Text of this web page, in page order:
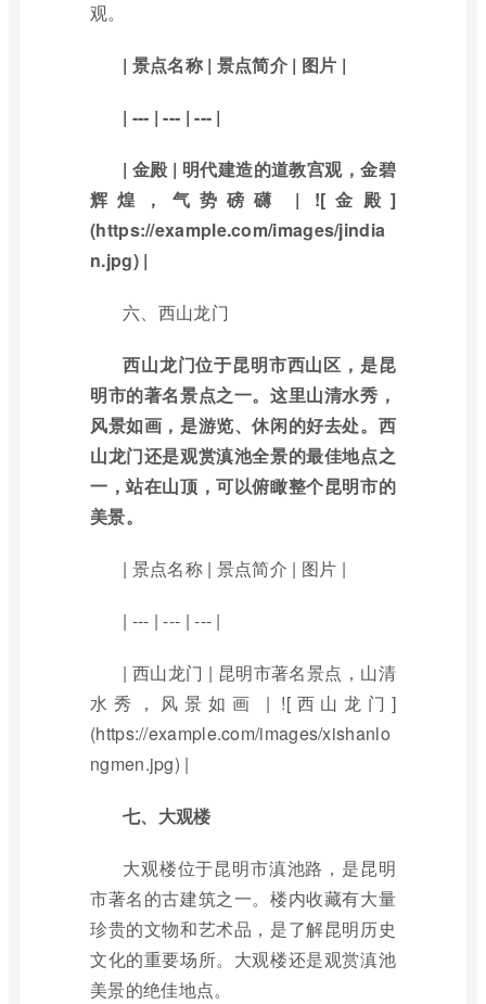
观。
| 景点名称 | 景点简介 | 图片 |
| --- | --- | --- |
| 金殿 | 明代建造的道教宫观，金碧
辉煌，气势磅礴 | ![金殿]
(https://example.com/images/jindia
n.jpg) |
六、西山龙门
西山龙门位于昆明市西山区，是昆
明市的著名景点之一。这里山清水秀，
风景如画，是游览、休闲的好去处。西
山龙门还是观赏滇池全景的最佳地点之
一，站在山顶，可以俯瞰整个昆明市的
美景。
| 景点名称 | 景点简介 | 图片 |
| --- | --- | --- |
| 西山龙门 | 昆明市著名景点，山清
水秀，风景如画 | ![西山龙门]
(https://example.com/images/xishanlo
ngmen.jpg) |
七、大观楼
大观楼位于昆明市滇池路，是昆明
市著名的古建筑之一。楼内收藏有大量
珍贵的文物和艺术品，是了解昆明历史
文化的重要场所。大观楼还是观赏滇池
美景的绝佳地点。